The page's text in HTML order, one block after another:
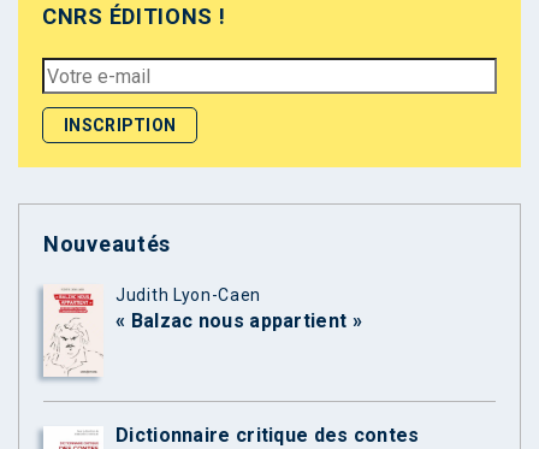
CNRS ÉDITIONS !
Nouveautés
Judith Lyon-Caen
« Balzac nous appartient »
Dictionnaire critique des contes